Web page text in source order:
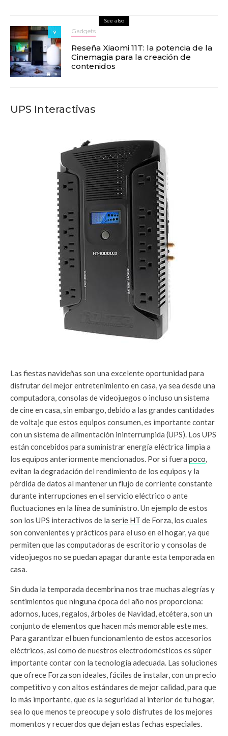
See also
9 Gadgets
Reseña Xiaomi 11T: la potencia de la
Cinemagia para la creación de
contenidos
UPS Interactivas
Las fiestas navideñas son una excelente oportunidad para
disfrutar del mejor entretenimiento en casa, ya sea desde una
computadora, consolas de videojuegos o incluso un sistema
de cine en casa, sin embargo, debido a las grandes cantidades
de voltaje que estos equipos consumen, es importante contar
con un sistema de alimentación ininterrumpida (UPS). Los UPS
están concebidos para suministrar energía eléctrica limpia a
los equipos anteriormente mencionados. Por si fuera poco,
evitan la degradación del rendimiento de los equipos y la
pérdida de datos al mantener un flujo de corriente constante
durante interrupciones en el servicio eléctrico o ante
fluctuaciones en la línea de suministro. Un ejemplo de estos
son los UPS interactivos de la serie HT de Forza, los cuales
son convenientes y prácticos para el uso en el hogar, ya que
permiten que las computadoras de escritorio y consolas de
videojuegos no se puedan apagar durante esta temporada en
casa.
Sin duda la temporada decembrina nos trae muchas alegrías y
sentimientos que ninguna época del año nos proporciona:
adornos, luces, regalos, árboles de Navidad, etcétera, son un
conjunto de elementos que hacen más memorable este mes.
Para garantizar el buen funcionamiento de estos accesorios
eléctricos, así como de nuestros electrodomésticos es súper
importante contar con la tecnología adecuada. Las soluciones
que ofrece Forza son ideales, fáciles de instalar, con un precio
competitivo y con altos estándares de mejor calidad, para que
lo más importante, que es la seguridad al interior de tu hogar,
sea lo que menos te preocupe y solo disfrutes de los mejores
momentos y recuerdos que dejan estas fechas especiales.